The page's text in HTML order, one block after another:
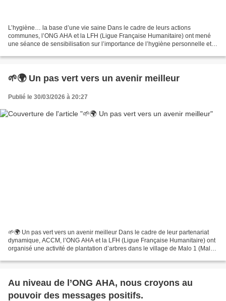
L’hygiène… la base d’une vie saine Dans le cadre de leurs actions
communes, l’ONG AHA et la LFH (Ligue Française Humanitaire) ont mené
une séance de sensibilisation sur l’importance de l’hygiène personnelle et
🌱🌍 Un pas vert vers un avenir meilleur
Publié le 30/03/2026 à 20:27
🌱🌍 Un pas vert vers un avenir meilleur Dans le cadre de leur partenariat
dynamique, ACCM, l’ONG AHA et la LFH (Ligue Française Humanitaire) ont
organisé une activité de plantation d’arbres dans le village de Malo 1 (Malo
Au niveau de l’ONG AHA, nous croyons au
pouvoir des messages positifs.